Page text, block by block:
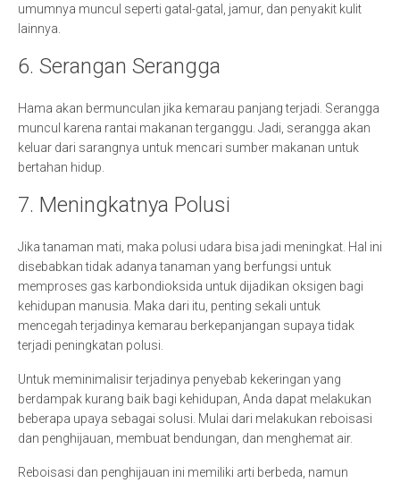
umumnya muncul seperti gatal-gatal, jamur, dan penyakit kulit
lainnya.
6. Serangan Serangga
Hama akan bermunculan jika kemarau panjang terjadi. Serangga
muncul karena rantai makanan terganggu. Jadi, serangga akan
keluar dari sarangnya untuk mencari sumber makanan untuk
bertahan hidup.
7. Meningkatnya Polusi
Jika tanaman mati, maka polusi udara bisa jadi meningkat. Hal ini
disebabkan tidak adanya tanaman yang berfungsi untuk
memproses gas karbondioksida untuk dijadikan oksigen bagi
kehidupan manusia. Maka dari itu, penting sekali untuk
mencegah terjadinya kemarau berkepanjangan supaya tidak
terjadi peningkatan polusi.
Untuk meminimalisir terjadinya penyebab kekeringan yang
berdampak kurang baik bagi kehidupan, Anda dapat melakukan
beberapa upaya sebagai solusi. Mulai dari melakukan reboisasi
dan penghijauan, membuat bendungan, dan menghemat air.
Reboisasi dan penghijauan ini memiliki arti berbeda, namun